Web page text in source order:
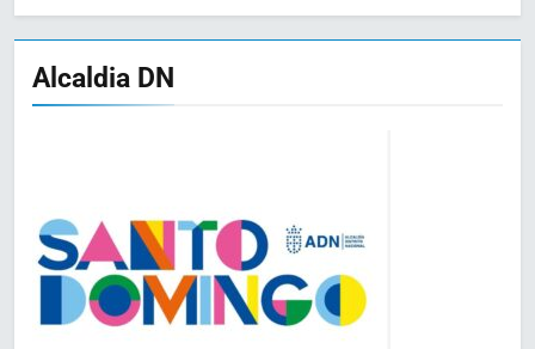
Alcaldia DN